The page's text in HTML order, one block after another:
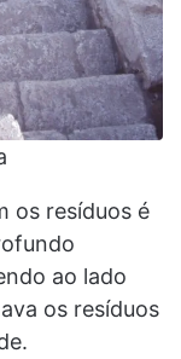
os resíduos é
ao lado
os resíduos